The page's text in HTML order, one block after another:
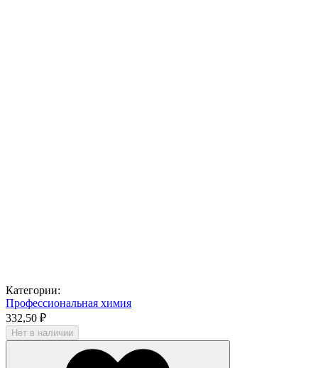
Категории:
Профессиональная химия
332,50 ₽
Нет в наличии